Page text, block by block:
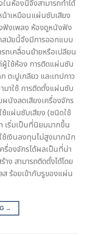
นห้องนี้จึงสามารถทำได้
น้าเหมือนแผ่นซับเสียง
ฟังเพลง ห้องดูหนังฟัง
สมัยนี้จึงมีการออกแบบ
ถเคลื่อนย้ายหรือเปลียน
ผู้ใช้ห้อง การติดแผ่นซับ
ตะปูเกลียว และเทปกาว
าใช้ การติดตั้งแผ่นซับ
ผนังลดเสียงเครื่องจักร
ช้แผ่นซับเสียง (ชนิดใช้
เริ่มเป็นที่นิยมมากขึ้น
ช้เงินลงทุนไม่สูงมากนัก
รื่องจักรได้ผลเป็นที่น่า
ง สามารถติดตั้งได้โดย
ส ร้อยเข้ากับรูของแผ่น
→